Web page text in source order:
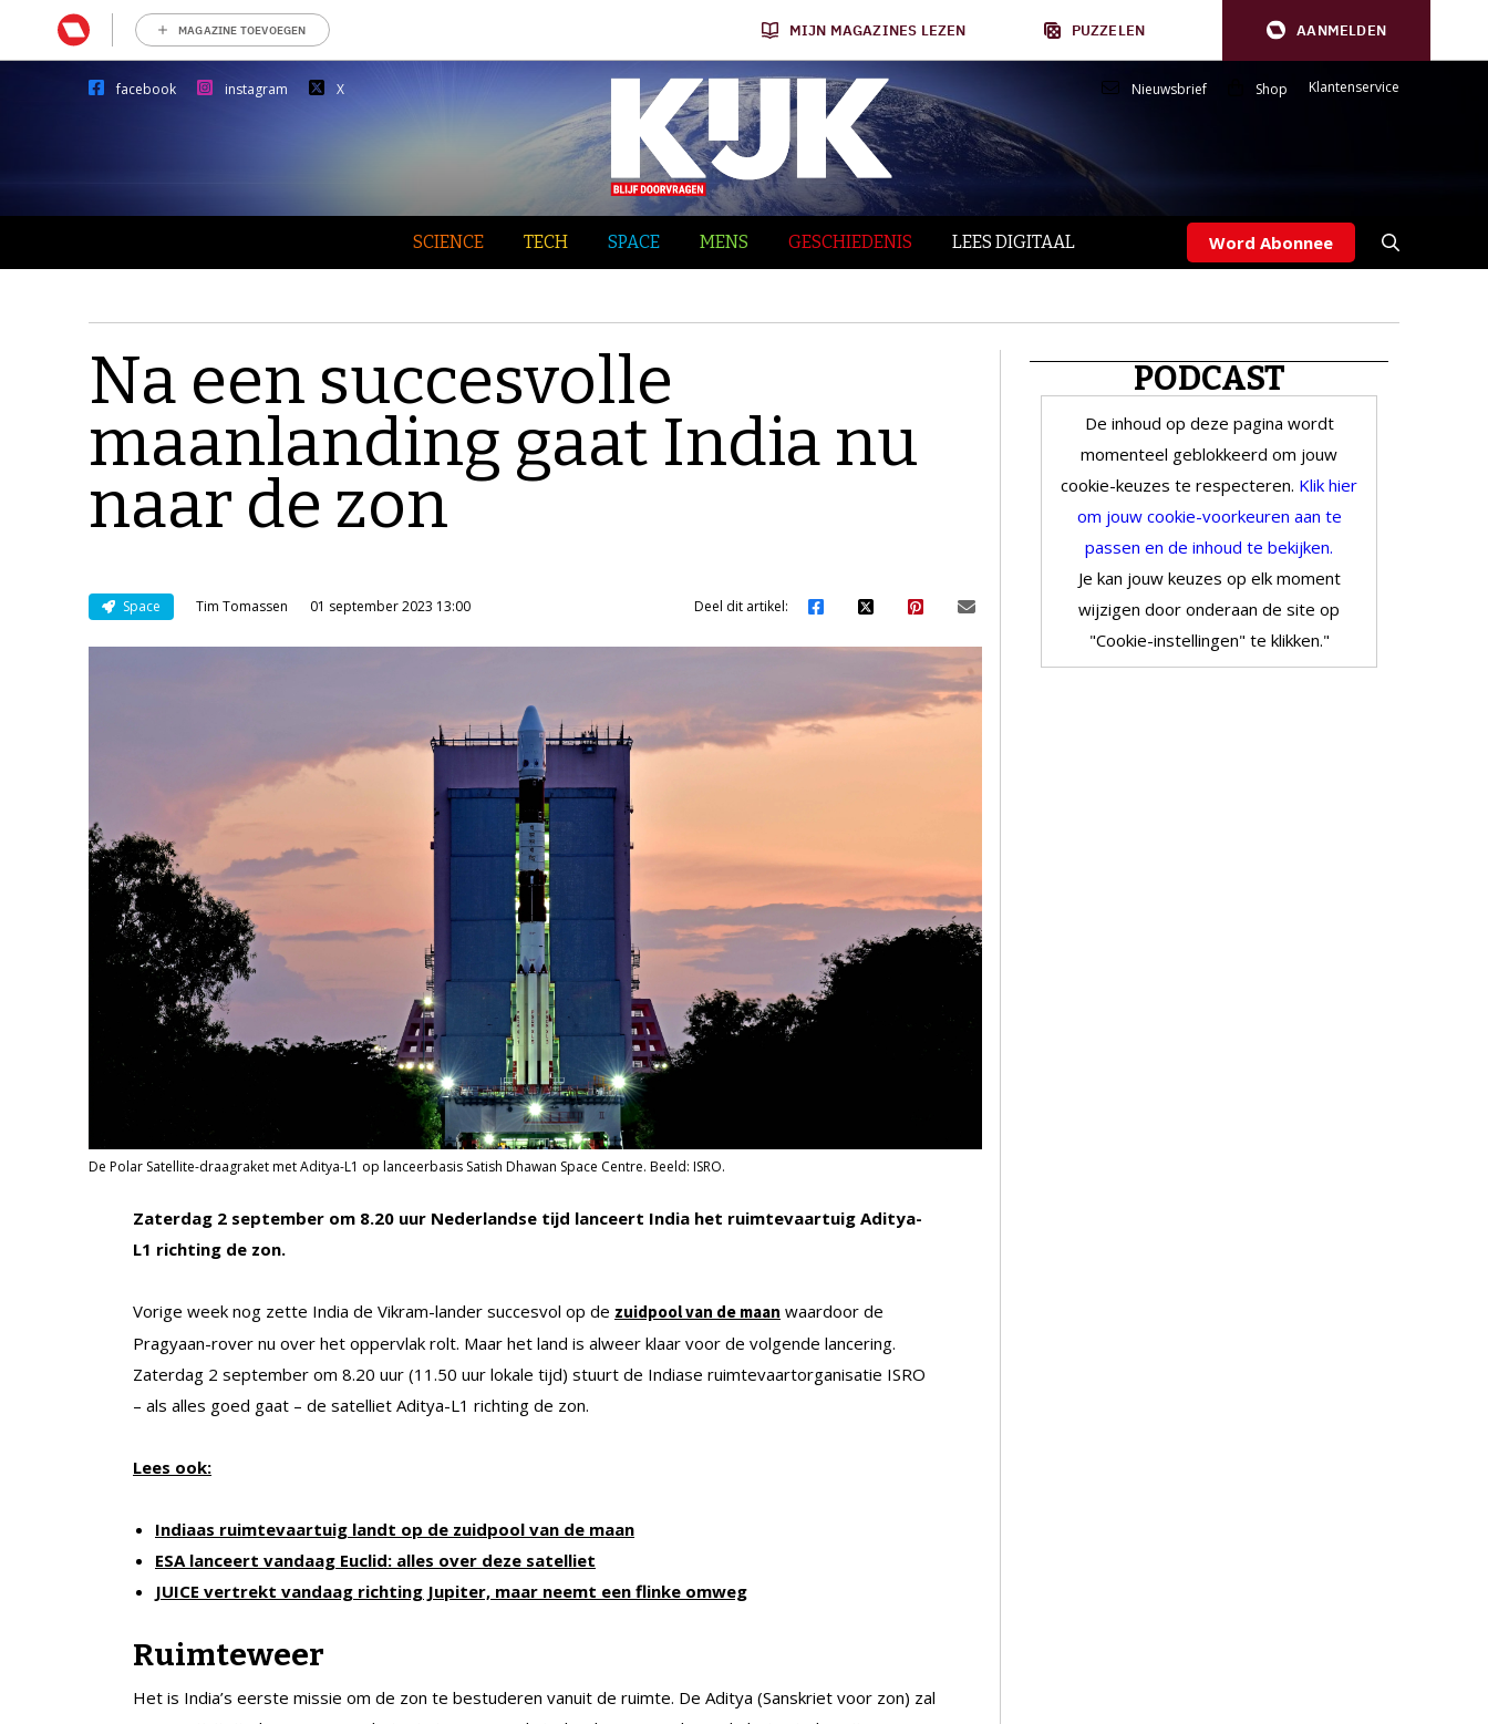
MAGAZINE TOEVOEGEN MIJN MAGAZINES LEZEN PUZZELEN AANMELDEN
facebook instagram X Nieuwsbrief Shop Klantenservice
SCIENCE TECH SPACE MENS GESCHIEDENIS LEES DIGITAAL Word Abonnee
Na een succesvolle
maanlanding gaat India nu
naar de zon
Space Tim Tomassen 01 september 2023 13:00 Deel dit artikel:
De Polar Satellite-draagraket met Aditya-L1 op lanceerbasis Satish Dhawan Space Centre. Beeld: ISRO.
Zaterdag 2 september om 8.20 uur Nederlandse tijd lanceert India het ruimtevaartuig Aditya-
L1 richting de zon.
Vorige week nog zette India de Vikram-lander succesvol op de zuidpool van de maan waardoor de
Pragyaan-rover nu over het oppervlak rolt. Maar het land is alweer klaar voor de volgende lancering.
Zaterdag 2 september om 8.20 uur (11.50 uur lokale tijd) stuurt de Indiase ruimtevaartorganisatie ISRO
– als alles goed gaat – de satelliet Aditya-L1 richting de zon.
Lees ook:
Indiaas ruimtevaartuig landt op de zuidpool van de maan
ESA lanceert vandaag Euclid: alles over deze satelliet
JUICE vertrekt vandaag richting Jupiter, maar neemt een flinke omweg
Ruimteweer
Het is India’s eerste missie om de zon te bestuderen vanuit de ruimte. De Aditya (Sanskriet voor zon) zal
PODCAST
De inhoud op deze pagina wordt
momenteel geblokkeerd om jouw
cookie-keuzes te respecteren. Klik hier
om jouw cookie-voorkeuren aan te
passen en de inhoud te bekijken.
Je kan jouw keuzes op elk moment
wijzigen door onderaan de site op
"Cookie-instellingen" te klikken."